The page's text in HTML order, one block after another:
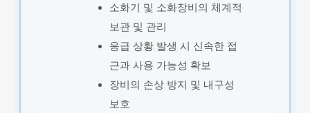
소화기 및 소화장비의 체계적
보관 및 관리
응급 상황 발생 시 신속한 접
근과 사용 가능성 확보
장비의 손상 방지 및 내구성
보호